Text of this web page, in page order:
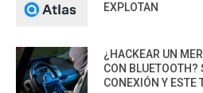
EXPLOTAN
¿HACKEAR UN
CON BLUETOOTH?
CONEXIÓN Y ESTE